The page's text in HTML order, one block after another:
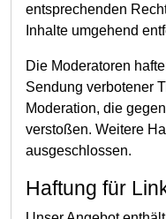
entsprechenden
Inhalte umgehend
Die Moderatoren
Sendung verbotener
Moderation, die
verstoßen. Weitere
ausgeschlossen.
Haftung für